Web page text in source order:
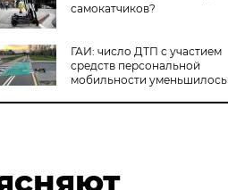
самокатчиков?
ГАИ: число ДТП с участием
средств персональной
мобильности уменьшилось